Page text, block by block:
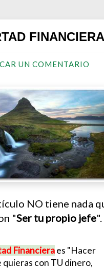
FINANCIERA
UN COMENTARIO
NO tiene nada
"Ser tu propio jefe".
Financieraes "Hacer
quieras con TU dinero,